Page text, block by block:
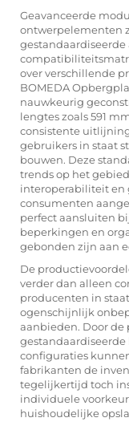
Geavanceerde
ontwerpelementen
over verschillende
BOMEDA
nauwkeurig
lengtes zoals 591
consistente
gebruikers in staat
bouwen. Deze
trends op het
interoperabiliteit en
consumenten
perfect aansluiten
beperkingen en
gebonden zijn aan
De
verder dan alleen
producenten in
ogenschijnlijk
aanbieden. Door
configuraties
fabrikanten de
tegelijkertijd toch
individuele
huishoudelijke